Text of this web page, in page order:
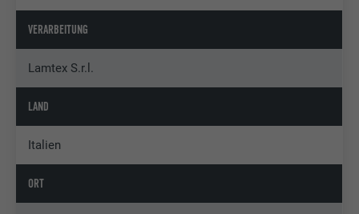
VERARBEITUNG
Lamtex S.r.l.
LAND
Italien
ORT